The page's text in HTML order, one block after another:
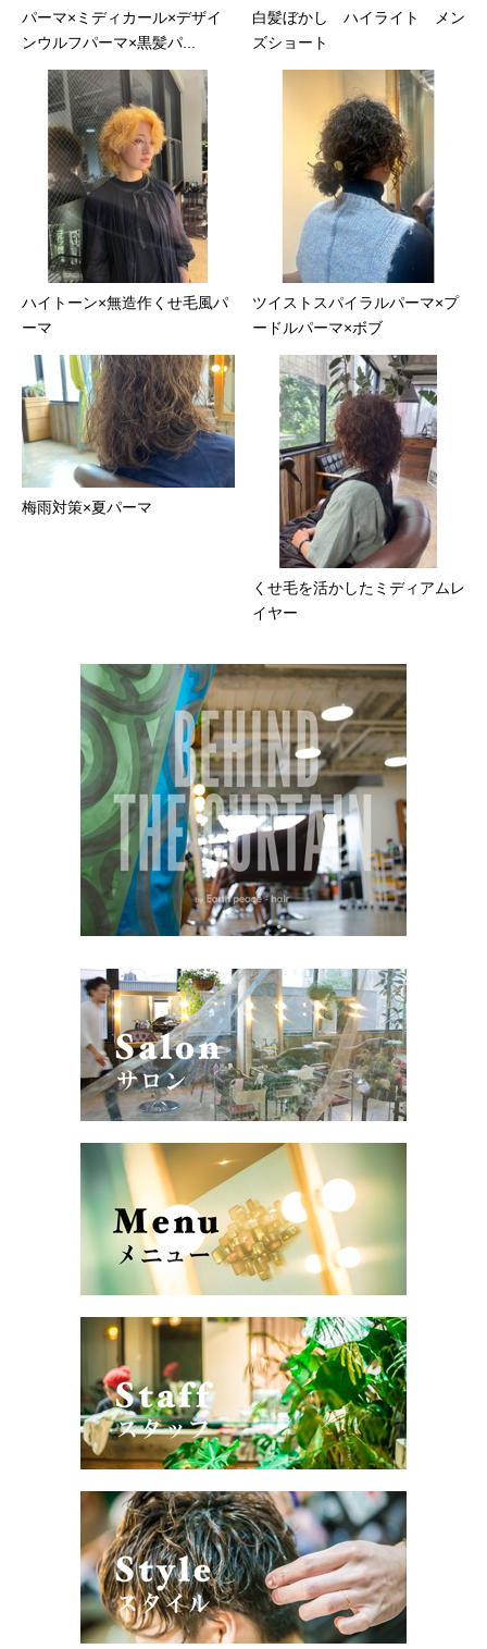
パーマ×ミディカール×デザイ
ンウルフパーマ×黒髪パ...
白髪ぼかし ハイライト メン
ズショート
ハイトーン×無造作くせ毛風パ
ーマ
ツイストスパイラルパーマ×プ
ードルパーマ×ボブ
梅雨対策×夏パーマ
くせ毛を活かしたミディアムレ
イヤー